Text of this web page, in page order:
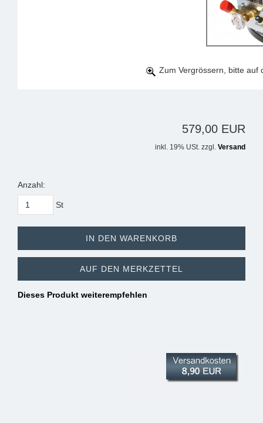
Zum Vergrössern, bitte auf
579,00 EUR
inkl. 19% USt. zzgl. Versand
Anzahl:
St
IN DEN WARENKORB
AUF DEN MERKZETTEL
Dieses Produkt weiterempfehlen